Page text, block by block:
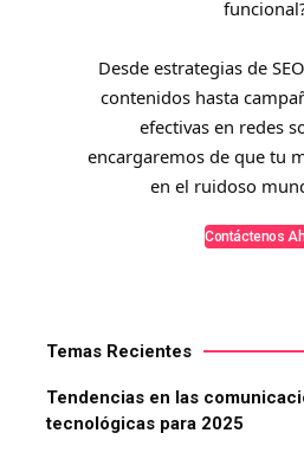
Desde estrategias de SEO
contenidos hasta
efectivas en redes
encargaremos de que tu
en el ruidoso
Contáctenos
Temas Recientes
Tendencias en las
tecnológicas para 2025